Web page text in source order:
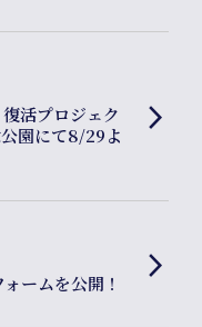
活プロジェク
園にて8/29よ
arrow_forward_ios
ームを公開！
arrow_forward_ios